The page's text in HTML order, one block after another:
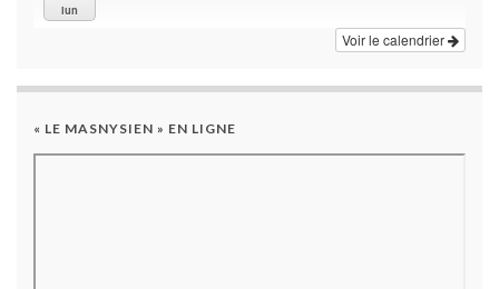
lun
Voir le calendrier
« LE MASNYSIEN » EN LIGNE